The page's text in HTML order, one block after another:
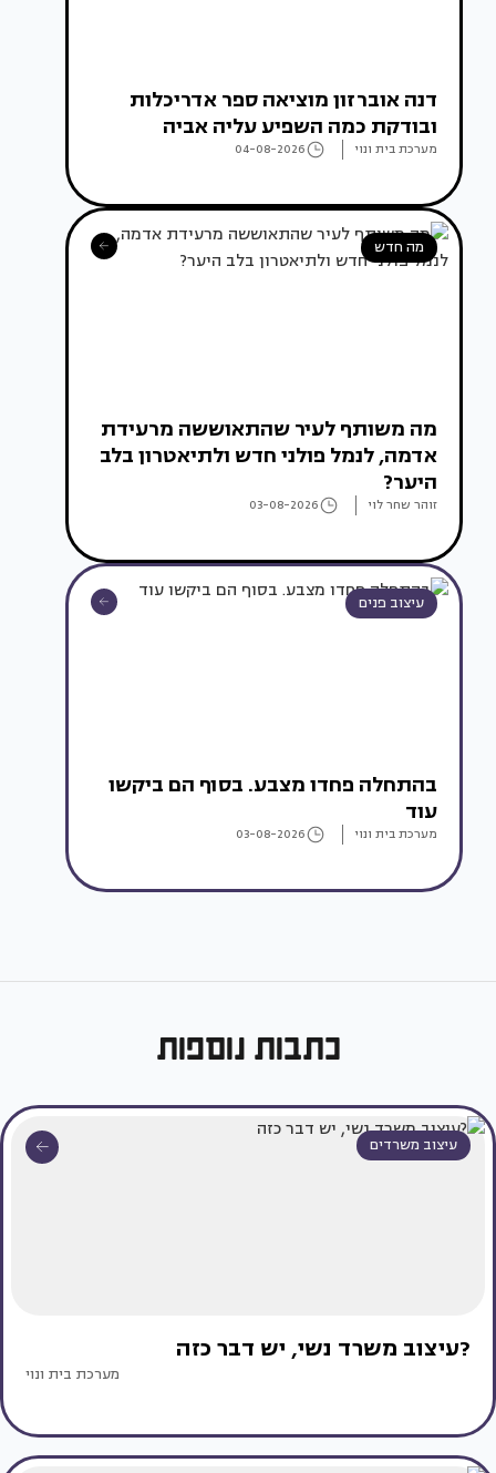
דנה אוברזון מוציאה ספר אדריכלות
ובודקת כמה השפיע עליה אביה
מערכת בית ונוי 04-08-2026
מה חדש
מה משותף לעיר שהתאוששה מרעידת
אדמה, לנמל פולני חדש ולתיאטרון בלב
היער?
זוהר שחר לוי 03-08-2026
עיצוב פנים
בהתחלה פחדו מצבע. בסוף הם ביקשו
עוד
מערכת בית ונוי 03-08-2026
כתבות נוספות
עיצוב משרדים
?עיצוב משרד נשי, יש דבר כזה
מערכת בית ונוי